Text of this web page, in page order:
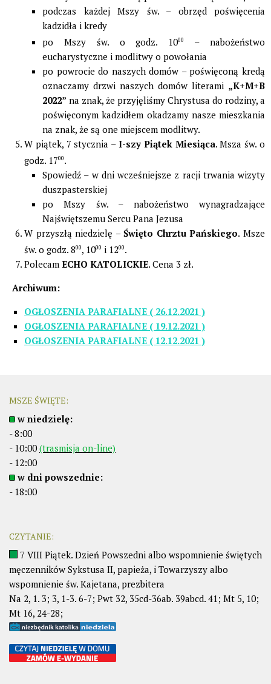
podczas każdej Mszy św. – obrzęd poświęcenia
kadzidła i kredy
po Mszy św. o godz. 1000
– nabożeństwo
eucharystyczne i modlitwy o powołania
po powrocie do naszych domów – poświęconą kredą
oznaczamy drzwi naszych domów literami „K+M+B
2022” na znak, że przyjęliśmy Chrystusa do rodziny, a
poświęconym kadzidłem okadzamy nasze mieszkania
na znak, że są one miejscem modlitwy.
W piątek, 7 stycznia – I-szy Piątek Miesiąca. Msza św. o
godz. 1700.
Spowiedź – w dni wcześniejsze z racji trwania wizyty
duszpasterskiej
po Mszy św. – nabożeństwo wynagradzające
Najświętszemu Sercu Pana Jezusa
W przyszłą niedzielę –Święto Chrztu Pańskiego. Msze
św. o godz. 800, 1000 i 1200.
Polecam ECHO KATOLICKIE. Cena 3 zł.
Archiwum:
OGŁOSZENIA PARAFIALNE ( 26.12.2021 )
OGŁOSZENIA PARAFIALNE ( 19.12.2021 )
OGŁOSZENIA PARAFIALNE ( 12.12.2021 )
MSZE ŚWIĘTE:
w niedzielę:
- 8:00
- 10:00(trasmisja on-line)
- 12:00
w dni powszednie:
- 18:00
CZYTANIE:
7 VIII Piątek. Dzień Powszedni albo wspomnienie świętych
męczenników Sykstusa II, papieża, i Towarzyszy albo
wspomnienie św. Kajetana, prezbitera
Na 2, 1. 3; 3, 1-3. 6-7; Pwt 32, 35cd-36ab. 39abcd. 41; Mt 5, 10;
Mt 16, 24-28;